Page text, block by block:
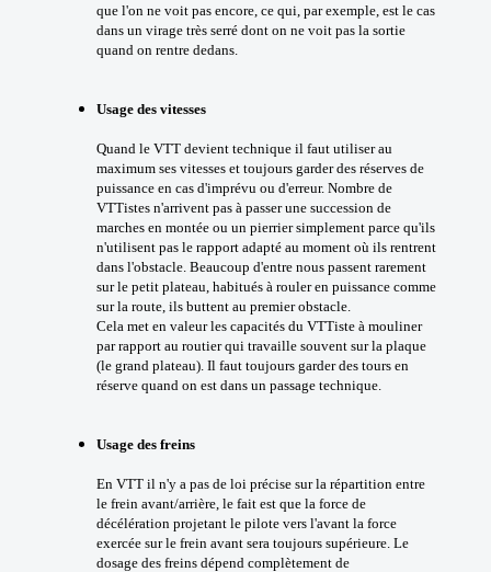
que l'on ne voit pas encore, ce qui, par exemple, est le cas
dans un virage très serré dont on ne voit pas la sortie
quand on rentre dedans.
Usage des vitesses
Quand le VTT devient technique il faut utiliser au
maximum ses vitesses et toujours garder des réserves de
puissance en cas d'imprévu ou d'erreur. Nombre de
VTTistes n'arrivent pas à passer une succession de
marches en montée ou un pierrier simplement parce qu'ils
n'utilisent pas le rapport adapté au moment où ils rentrent
dans l'obstacle. Beaucoup d'entre nous passent rarement
sur le petit plateau, habitués à rouler en puissance comme
sur la route, ils buttent au premier obstacle.
Cela met en valeur les capacités du VTTiste à mouliner
par rapport au routier qui travaille souvent sur la plaque
(le grand plateau). Il faut toujours garder des tours en
réserve quand on est dans un passage technique.
Usage des freins
En VTT il n'y a pas de loi précise sur la répartition entre
le frein avant/arrière, le fait est que la force de
décélération projetant le pilote vers l'avant la force
exercée sur le frein avant sera toujours supérieure. Le
dosage des freins dépend complètement de